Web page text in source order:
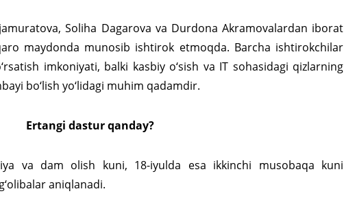
Soliha Dagarova va Durdona Akramovalardan iborat
maydonda munosib ishtirok etmoqda. Barcha ishtirokchilar
imkoniyati, balki kasbiy o‘sish va IT sohasidagi qizlarning
bo‘lish yo‘lidagi muhim qadamdir.
Ertangi dastur qanday?
va dam olish kuni, 18-iyulda esa ikkinchi musobaqa kuni
aniqlanadi.